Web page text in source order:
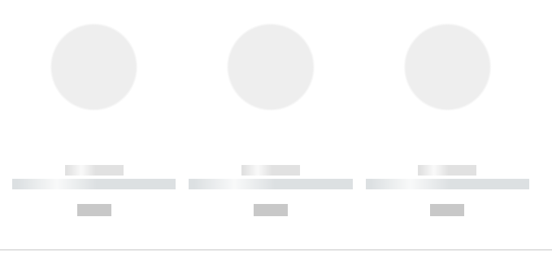
------------
----------- ----------- ----------
------------
----------- ----------- ----------
------------
----------- ----------- ----------